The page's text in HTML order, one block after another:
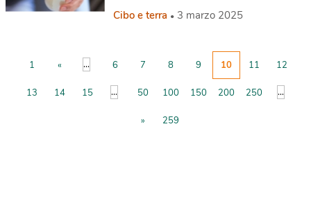
Cibo e terra 3 marzo 2025
1 « ... 6 7 8 9 10 11 12
13 14 15 ... 50 100 150 200 250 ...
» 259